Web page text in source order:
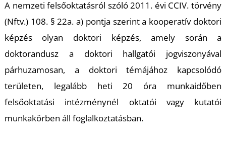
A nemzeti felsőoktatásról szóló 2011. évi CCIV. törvény
(Nftv.) 108. § 22a. a) pontja szerint a kooperatív doktori
képzés olyan doktori képzés, amely során a
doktorandusz a doktori hallgatói jogviszonyával
párhuzamosan, a doktori témájához kapcsolódó
területen, legalább heti 20 óra munkaidőben
felsőoktatási intézménynél oktatói vagy kutatói
munkakörben áll foglalkoztatásban.